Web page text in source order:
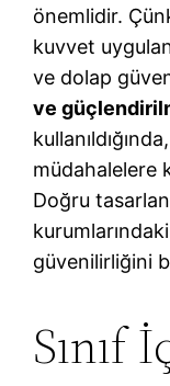
önemlidir.
kuvvet
ve dolap
ve
müdahalelere
Doğru
güvenilirliğini
Sınıf